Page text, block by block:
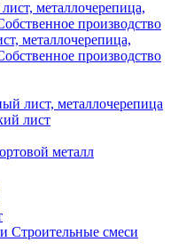
металлочерепица,
производство
лист, металлочерепица
лист
металл
Строительные смеси